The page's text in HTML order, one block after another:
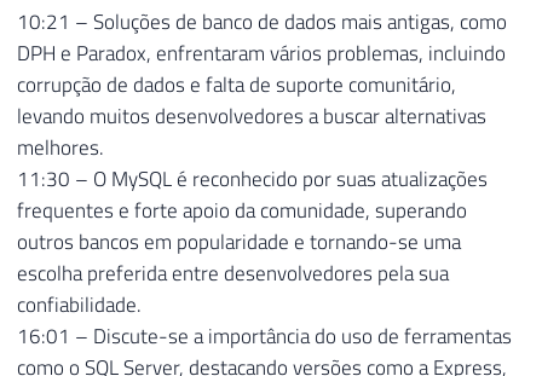
10:21 – Soluções de banco de dados mais antigas, como
DPH e Paradox, enfrentaram vários problemas, incluindo
corrupção de dados e falta de suporte comunitário,
levando muitos desenvolvedores a buscar alternativas
melhores.
11:30 – O MySQL é reconhecido por suas atualizações
frequentes e forte apoio da comunidade, superando
outros bancos em popularidade e tornando-se uma
escolha preferida entre desenvolvedores pela sua
confiabilidade.
16:01 – Discute-se a importância do uso de ferramentas
como o SQL Server, destacando versões como a Express,